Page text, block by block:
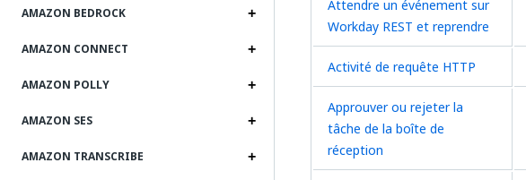
AMAZON BEDROCK
AMAZON CONNECT
AMAZON POLLY
AMAZON SES
AMAZON TRANSCRIBE
Attendre un événement sur
Workday REST et reprendre
Activité de requête HTTP
Approuver ou rejeter la
tâche de la boîte de
réception